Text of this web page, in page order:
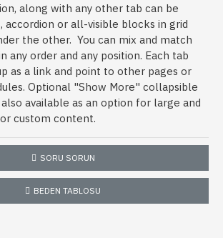
SORU SORUN
BEDEN TABLOSU
along with any other tab can be
accordion or all-visible blocks in grid
the other. You can mix and match
any order and any position. Each tab
as a link and point to other pages or
Optional "Show More" collapsible
available as an option for large and
custom content.